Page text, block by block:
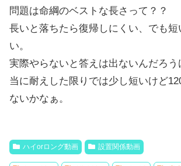
問題は命綱のベストな長さって？？
長いと落ちたら復帰しにくい、でも短
い。
実際やらないと答えは出ないんだろ
当に耐えした限りでは少し短いけど
ないかなぁ。
ハイorロング動画 設置関係動画